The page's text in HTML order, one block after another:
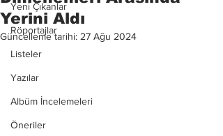
Yeni Çıkanlar
Röportajlar
Listeler
Yazılar
Albüm İncelemeleri
Öneriler
Yerini Aldı
Güncelleme tarihi: 27 Ağu 2024